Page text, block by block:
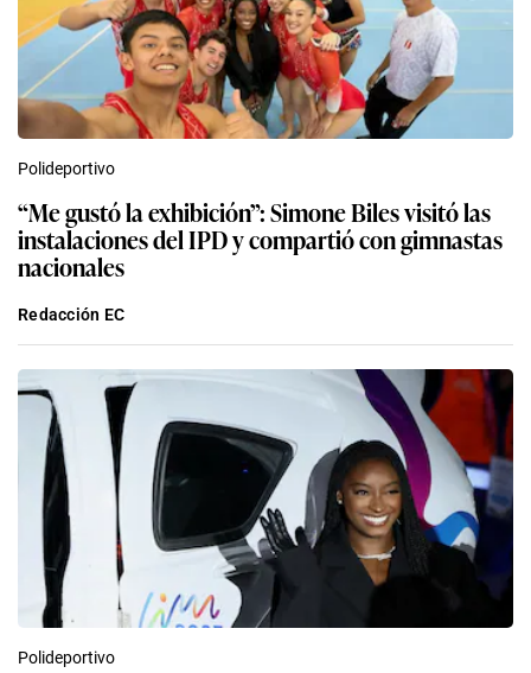
Polideportivo
“Me gustó la exhibición”: Simone Biles visitó las
instalaciones del IPD y compartió con gimnastas
nacionales
Redacción EC
Polideportivo